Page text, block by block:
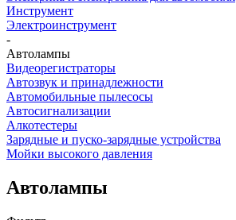
Инструмент
Электроинструмент
-
Автолампы
Видеорегистраторы
Автозвук и принадлежности
Автомобильные пылесосы
Автосигнализации
Алкотестеры
Зарядные и пуско-зарядные устройства
Мойки высокого давления
Автолампы